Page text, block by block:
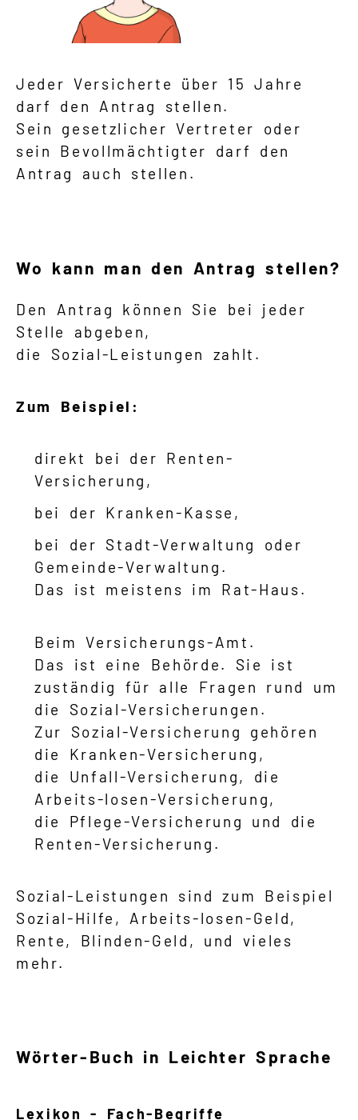
Jeder Versicherte über 15 Jahre
darf den Antrag stellen.
Sein gesetzlicher Vertreter oder
sein Bevollmächtigter darf den
Antrag auch stellen.
Wo kann man den Antrag stellen?
Den Antrag können Sie bei jeder
Stelle abgeben,
die Sozial-Leistungen zahlt.
Zum Beispiel:
direkt bei der Renten-
Versicherung,
bei der Kranken-Kasse,
bei der Stadt-Verwaltung oder
Gemeinde-Verwaltung.
Das ist meistens im Rat-Haus.
Beim Versicherungs-Amt.
Das ist eine Behörde. Sie ist
zuständig für alle Fragen rund um
die Sozial-Versicherungen.
Zur Sozial-Versicherung gehören
die Kranken-Versicherung,
die Unfall-Versicherung, die
Arbeits-losen-Versicherung,
die Pflege-Versicherung und die
Renten-Versicherung.
Sozial-Leistungen sind zum Beispiel
Sozial-Hilfe, Arbeits-losen-Geld,
Rente, Blinden-Geld, und vieles
mehr.
Wörter-Buch in Leichter Sprache
Lexikon - Fach-Begriffe